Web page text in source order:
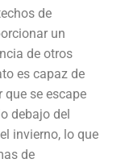
de
un
de otros
es capaz de
que se escape
debajo del
invierno, lo que
de